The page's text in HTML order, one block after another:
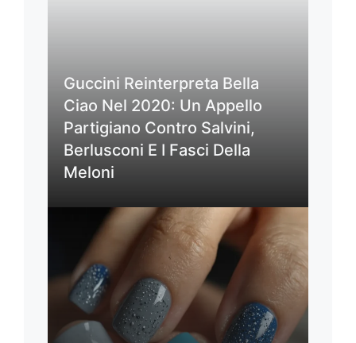
Guccini Reinterpreta Bella
Ciao Nel 2020: Un Appello
Partigiano Contro Salvini,
Berlusconi E I Fasci Della
Meloni